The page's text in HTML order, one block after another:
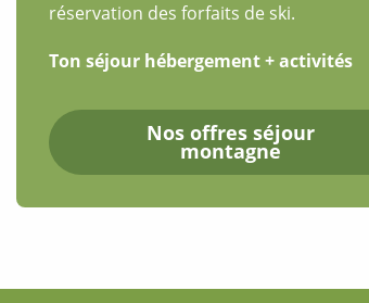
réservation des forfaits de ski.
Ton séjour hébergement + activités
Nos offres séjour
montagne